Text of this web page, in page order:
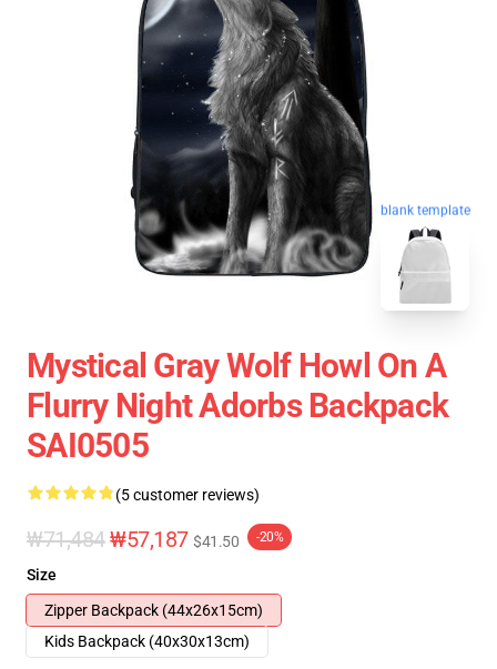
blank template
Mystical Gray Wolf Howl On A
Flurry Night Adorbs Backpack
SAI0505
(5 customer reviews)
₩71,484₩57,187 $41.50 -20%
Size
Zipper Backpack (44x26x15cm)
Kids Backpack (40x30x13cm)